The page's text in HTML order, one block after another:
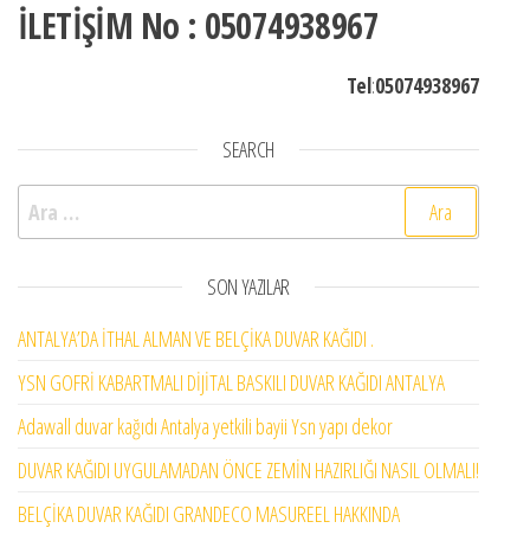
İLETİŞİM No : 05074938967
Tel:05074938967
SEARCH
Arama:
SON YAZILAR
ANTALYA’DA İTHAL ALMAN VE BELÇİKA DUVAR KAĞIDI .
YSN GOFRİ KABARTMALI DİJİTAL BASKILI DUVAR KAĞIDI ANTALYA
Adawall duvar kağıdı Antalya yetkili bayii Ysn yapı dekor
DUVAR KAĞIDI UYGULAMADAN ÖNCE ZEMİN HAZIRLIĞI NASIL OLMALI!
BELÇİKA DUVAR KAĞIDI GRANDECO MASUREEL HAKKINDA